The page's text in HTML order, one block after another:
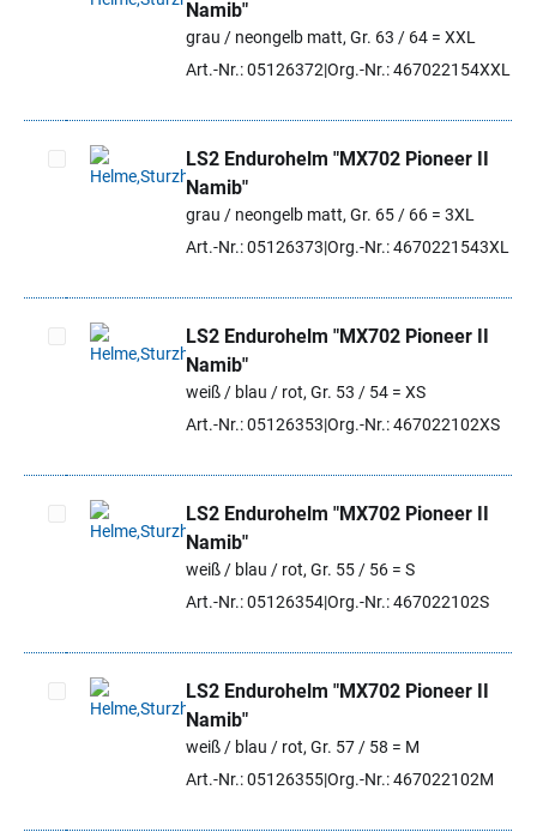
Artikel auswählen
Namib"
grau / neongelb matt, Gr. 63 / 64 = XXL
Art.-Nr.: 05126372 Org.-Nr.: 467022154XXL
Artikel auswählen
LS2 Endurohelm "MX702 Pioneer II
Namib"
grau / neongelb matt, Gr. 65 / 66 = 3XL
Art.-Nr.: 05126373 Org.-Nr.: 4670221543XL
Artikel auswählen
LS2 Endurohelm "MX702 Pioneer II
Namib"
weiß / blau / rot, Gr. 53 / 54 = XS
Art.-Nr.: 05126353 Org.-Nr.: 467022102XS
Artikel auswählen
LS2 Endurohelm "MX702 Pioneer II
Namib"
weiß / blau / rot, Gr. 55 / 56 = S
Art.-Nr.: 05126354Org.-Nr.: 467022102S
Artikel auswählen
LS2 Endurohelm "MX702 Pioneer II
Namib"
weiß / blau / rot, Gr. 57 / 58 = M
Art.-Nr.: 05126355Org.-Nr.: 467022102M